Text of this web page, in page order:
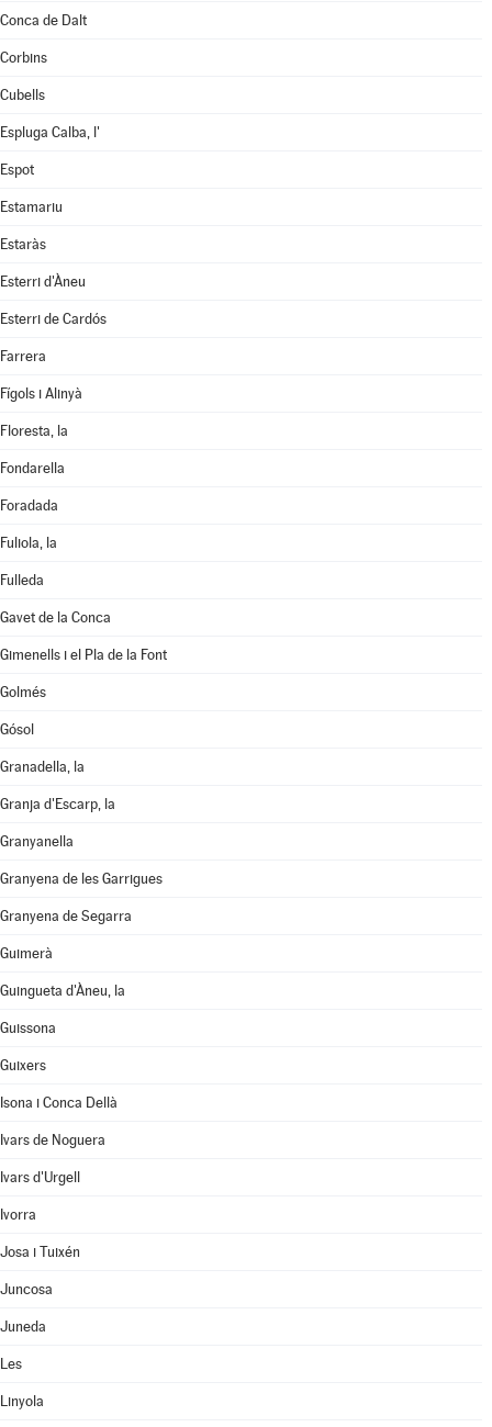
Conca de Dalt
Corbins
Cubells
Espluga Calba, l'
Espot
Estamariu
Estaràs
Esterri d'Àneu
Esterri de Cardós
Farrera
Fígols i Alinyà
Floresta, la
Fondarella
Foradada
Fuliola, la
Fulleda
Gavet de la Conca
Gimenells i el Pla de la Font
Golmés
Gósol
Granadella, la
Granja d'Escarp, la
Granyanella
Granyena de les Garrigues
Granyena de Segarra
Guimerà
Guingueta d'Àneu, la
Guissona
Guixers
Isona i Conca Dellà
Ivars de Noguera
Ivars d'Urgell
Ivorra
Josa i Tuixén
Juncosa
Juneda
Les
Linyola